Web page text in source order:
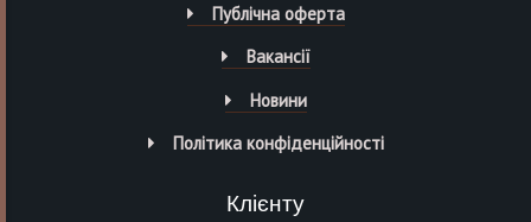
Публічна оферта
Вакансії
Новини
Політика конфіденційності
Клієнту